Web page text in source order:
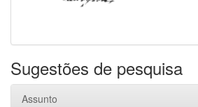
Sugestões de pesquisa
Assunto